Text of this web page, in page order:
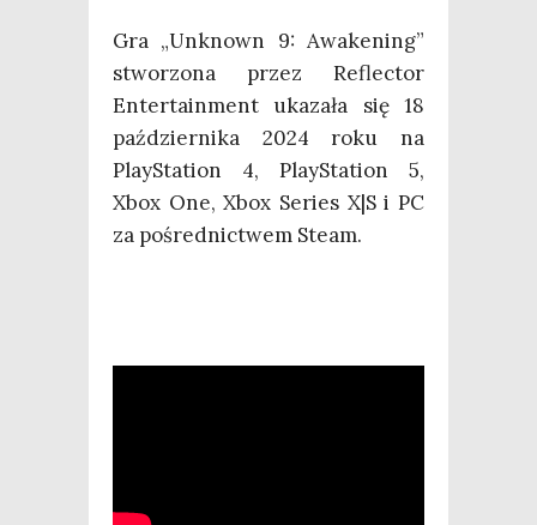
Gra „Unk­nown 9: Awa­ke­ning”
stwo­rzo­na przez Reflec­tor
Enter­ta­in­ment uka­za­ła się 18
paź­dzier­ni­ka 2024 roku na
Play­Sta­tion 4, Play­Sta­tion 5,
Xbox One, Xbox Series X|S i PC
za pośred­nic­twem Steam.